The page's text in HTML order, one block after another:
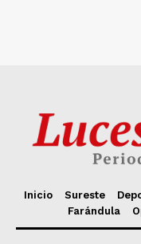
Inicio Sureste
Farándula